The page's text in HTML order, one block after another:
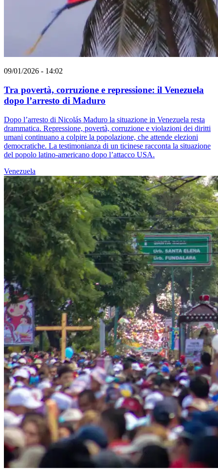
09/01/2026 - 14:02
Tra povertà, corruzione e repressione: il Venezuela
dopo l’arresto di Maduro
Dopo l’arresto di Nicolás Maduro la situazione in Venezuela resta
drammatica. Repressione, povertà, corruzione e violazioni dei diritti
umani continuano a colpire la popolazione, che attende elezioni
democratiche. La testimonianza di un ticinese racconta la situazione
del popolo latino-americano dopo l’attacco USA.
Venezuela